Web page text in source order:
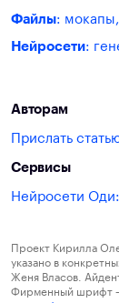
Файлы:
Нейросети:
Авторам
Прислать
Сервисы
Нейросети
Проект Кирилла
указано в
Женя Власов.
Фирменный шрифт